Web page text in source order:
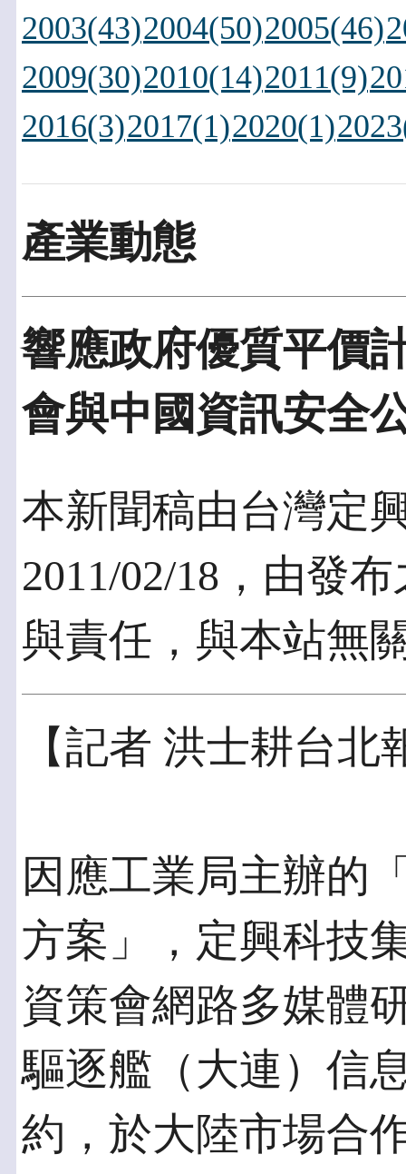
2003(43)2004(50)2005(46)
2009(30)2010(14)2011(9)
2016(3)2017(1)2020(1)
產業動態
響應政府優質平價
會與中國資訊安全
本新聞稿由台灣定
2011/02/18，由發
與責任，與本站無
【記者 洪士耕台北
因應工業局主辦的
方案」，定興科技
資策會網路多媒體
驅逐艦（大連）信
約，於大陸市場合